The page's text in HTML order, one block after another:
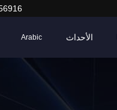
الأحداث Arabic